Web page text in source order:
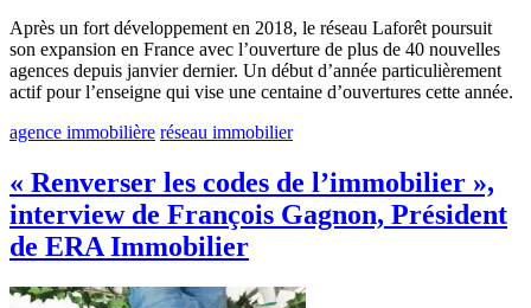
Après un fort développement en 2018, le réseau Laforêt poursuit
son expansion en France avec l’ouverture de plus de 40 nouvelles
agences depuis janvier dernier. Un début d’année particulièrement
actif pour l’enseigne qui vise une centaine d’ouvertures cette année.
agence immobilière réseau immobilier
« Renverser les codes de l’immobilier »,
interview de François Gagnon, Président
de ERA Immobilier